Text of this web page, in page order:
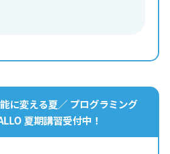
に変える夏／ プログラミング
夏期講習受付中！